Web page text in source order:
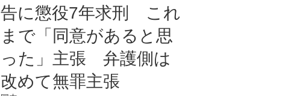
告に懲役7年求刑 これ
まで「同意があると思
った」主張 弁護側は
改めて無罪主張